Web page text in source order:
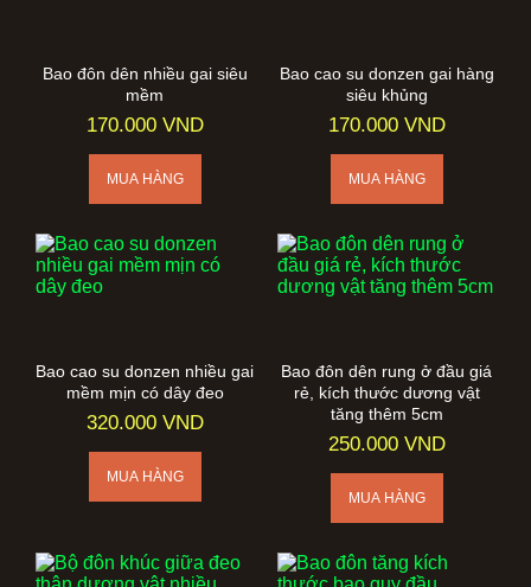
Bao đôn dên nhiều gai siêu
mềm
170.000 VND
Bao cao su donzen gai hàng
siêu khủng
170.000 VND
Bao cao su donzen nhiều gai
mềm mịn có dây đeo
320.000 VND
Bao đôn dên rung ở đầu giá
rẻ, kích thước dương vật
tăng thêm 5cm
250.000 VND